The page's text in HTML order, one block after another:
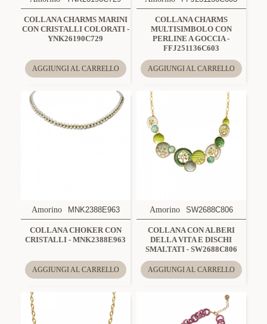
COLLANA CHARMS MARINI
CON CRISTALLI COLORATI -
YNK26190C729
AGGIUNGI AL CARRELLO
COLLANA CHARMS
MULTISIMBOLO CON
PERLINE A GOCCIA -
FFJ251136C603
AGGIUNGI AL CARRELLO
Amorino MNK2388E963
COLLANA CHOKER CON
CRISTALLI - MNK2388E963
AGGIUNGI AL CARRELLO
Amorino SW2688C806
COLLANA CON ALBERI
DELLA VITA E DISCHI
SMALTATI - SW2688C806
AGGIUNGI AL CARRELLO